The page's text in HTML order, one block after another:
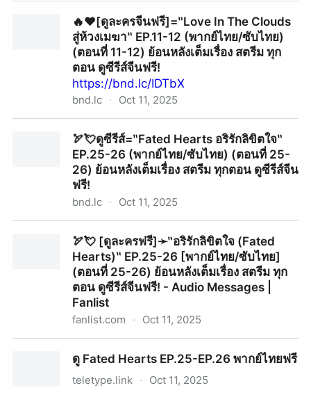
EP.13-14 (พากย์ไทย/ซับไทย) (ตอนที่ 13-14) ย้อนหลังเต็ม
เรื่อง สตรีม ทุกตอน ดูซีรีส์จีนฟรี!
🔥❤️[ดูละครจีนฟรี]=‶Love In The Clouds
สู่ห้วงเมฆา‶ EP.11-12 (พากย์ไทย/ซับไทย)
(ตอนที่ 11-12) ย้อนหลังเต็มเรื่อง สตรีม ทุก
ตอน ดูซีรีส์จีนฟรี!
https://bnd.lc/IDTbX
bnd.lc · Oct 11, 2025
EP.11-12 (พากย์ไทย/ซับไทย) (ตอนที่ 11-12) ย้อนหลังเต็ม
เรื่อง สตรีม ทุกตอน ดูซีรีส์จีนฟรี!
🏹💘ดูซีรีส์=‶Fated Hearts อริรักลิขิตใจ‶
EP.25-26 (พากย์ไทย/ซับไทย) (ตอนที่ 25-
26) ย้อนหลังเต็มเรื่อง สตรีม ทุกตอน ดูซีรีส์จีน
ฟรี!
bnd.lc · Oct 11, 2025
(พากย์ไทย/ซับไทย) (ตอนที่ 25-26) ย้อนหลังเต็มเรื่อง สตรีม
ทุกตอน ดูซีรีส์จีนฟรี!
🏹💘 [ดูละครฟรี]➛‶อริรักลิขิตใจ (Fated
Hearts)‶ EP.25-26 [พากย์ไทย/ซับไทย]
(ตอนที่ 25-26) ย้อนหลังเต็มเรื่อง สตรีม ทุก
ตอน ดูซีรีส์จีนฟรี! - Audio Messages |
Fanlist
fanlist.com · Oct 11, 2025
26 [พากย์ไทย/ซับไทย] (ตอนที่ 25-26) ย้อนหลังเต็มเรื่อง
สตรีม ทุกตอน ดูซีรีส์จีนฟรี! - Audio Messages | Fanlist
ดู Fated Hearts EP.25-EP.26 พากย์ไทยฟรี
teletype.link · Oct 11, 2025